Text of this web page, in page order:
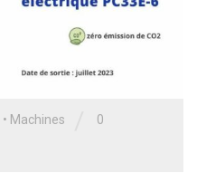
• Machines 0